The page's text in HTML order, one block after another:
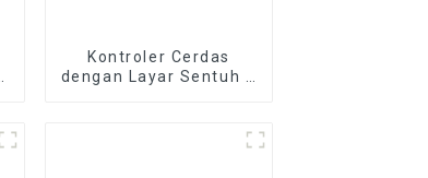
Kontroler Cerdas
dengan Layar Sentuh &